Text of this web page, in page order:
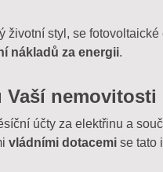
styl, se
nákladů za energii.
nemovitosti
účty za elektřinu a
vládními dotacemi se tato